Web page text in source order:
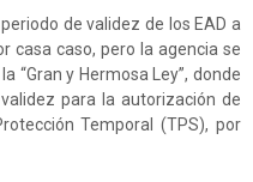
de validez de los EAD a
casa caso, pero la agencia se
“Gran y Hermosa Ley”, donde
para la autorización de
Temporal (TPS), por